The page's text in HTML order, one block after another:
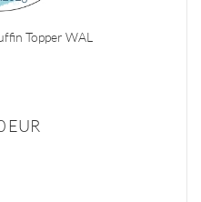
Topper WAL
EUR